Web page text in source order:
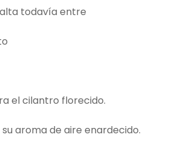
todavía entre
el cilantro florecido.
su aroma de aire enardecido.